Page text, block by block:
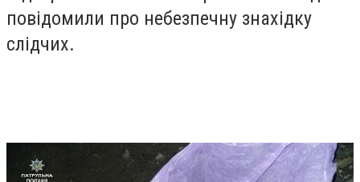
повідомили про небезпечну знахідку
слідчих.